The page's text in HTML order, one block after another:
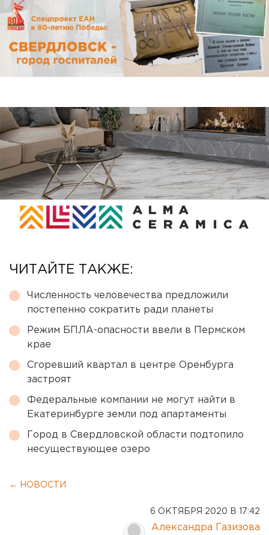
ЧИТАЙТЕ ТАКЖЕ:
Численность человечества предложили
постепенно сократить ради планеты
Режим БПЛА-опасности ввели в Пермском
крае
Сгоревший квартал в центре Оренбурга
застроят
Федеральные компании не могут найти в
Екатеринбурге земли под апартаменты
Город в Свердловской области подтопило
несуществующее озеро
← НОВОСТИ
6 ОКТЯБРЯ 2020 В 17:42
Александра Газизова